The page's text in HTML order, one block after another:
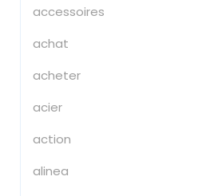
accessoires
achat
acheter
acier
action
alinea